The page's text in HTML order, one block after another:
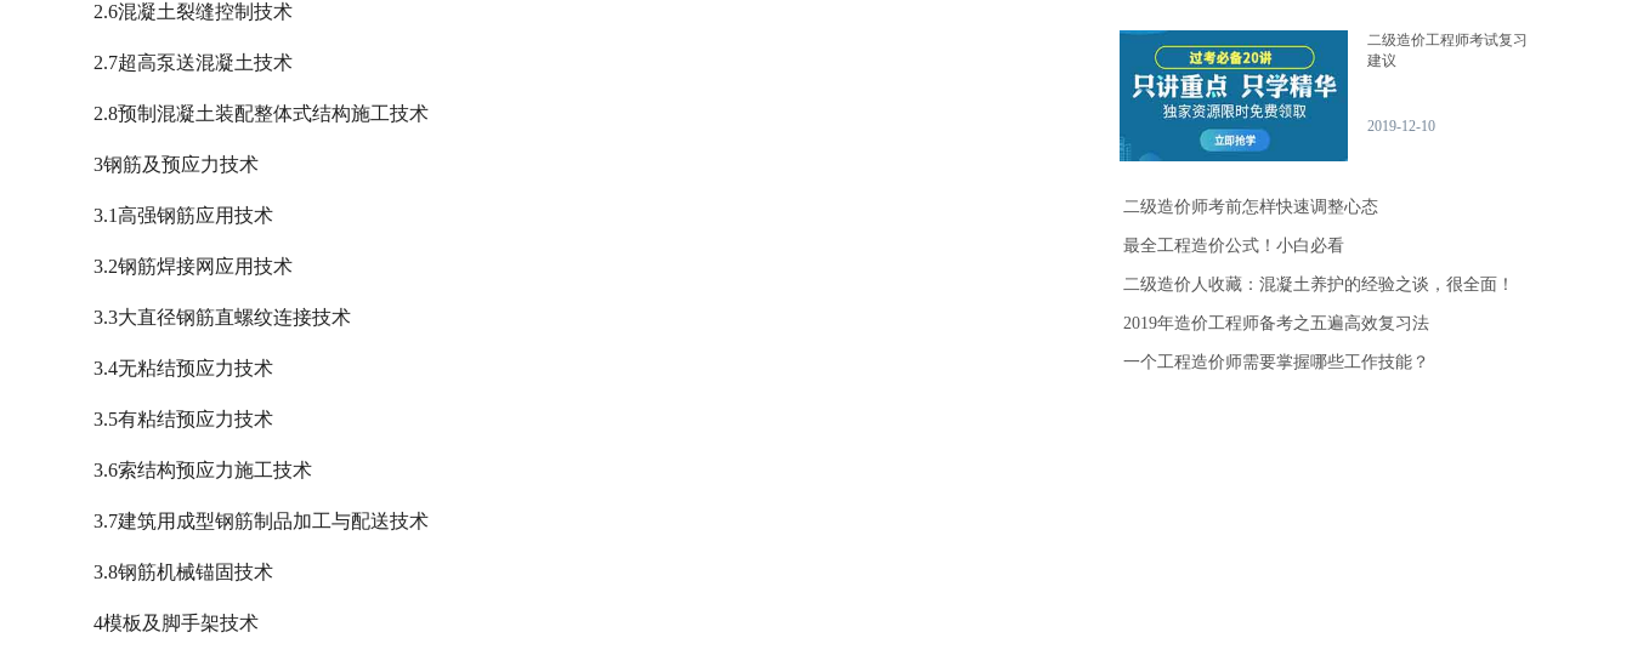
2.6混凝土裂缝控制技术
2.7超高泵送混凝土技术
2.8预制混凝土装配整体式结构施工技术
3钢筋及预应力技术
3.1高强钢筋应用技术
3.2钢筋焊接网应用技术
3.3大直径钢筋直螺纹连接技术
3.4无粘结预应力技术
3.5有粘结预应力技术
3.6索结构预应力施工技术
3.7建筑用成型钢筋制品加工与配送技术
3.8钢筋机械锚固技术
4模板及脚手架技术
二级造价工程师考试复习
建议
2019-12-10
二级造价师考前怎样快速调整心态
最全工程造价公式！小白必看
二级造价人收藏：混凝土养护的经验之谈，很全面！
2019年造价工程师备考之五遍高效复习法
一个工程造价师需要掌握哪些工作技能？